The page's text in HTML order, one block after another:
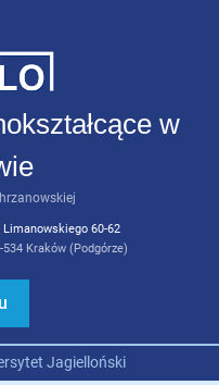
w
Limanowskiego 60-62
534 Kraków (Podgórze)
Jagielloński